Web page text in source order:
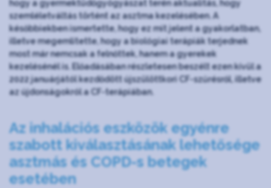
hogy a gyermektüdőgyógyászat terén aktualitás, hogy
szemléletváltás történt az asztma kezelésében. A
későbbiekben ismertette, hogy ez mit jelent a gyakorlatban,
illetve megemlítette, hogy a biológiai terápiák terjednek
most már nemcsak a felnőttek, hanem a gyerekek
kezelésénél is. Előadásában részletesen beszélt ezen kívül a
2022 januárjától kezdődött újszülöttkori CF-szűrésről, illetve
az újdonságokról a CF-terápiában.
Az inhalációs eszközök egyénre
szabott kiválasztásának lehetősége
asztmás és COPD-s betegek
esetében